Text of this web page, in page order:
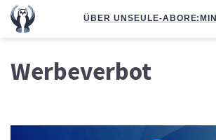
ÜBER UNSEULE-ABO
Werbeverbot